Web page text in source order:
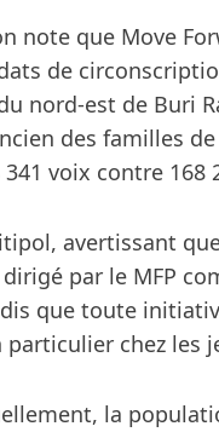
note que Move
de
nord-est de Buri
des familles de
voix contre 168
avertissant
par le MFP
que toute
chez les
la